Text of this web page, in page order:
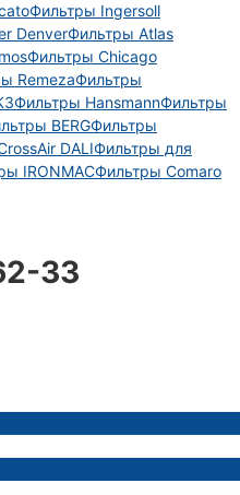
Фильтры Ingersoll
DenverФильтры Atlas
Фильтры Chicago
RemezaФильтры
Фильтры HansmannФильтры
BERGФильтры
DALIФильтры для
IRONMACФильтры Comaro
33